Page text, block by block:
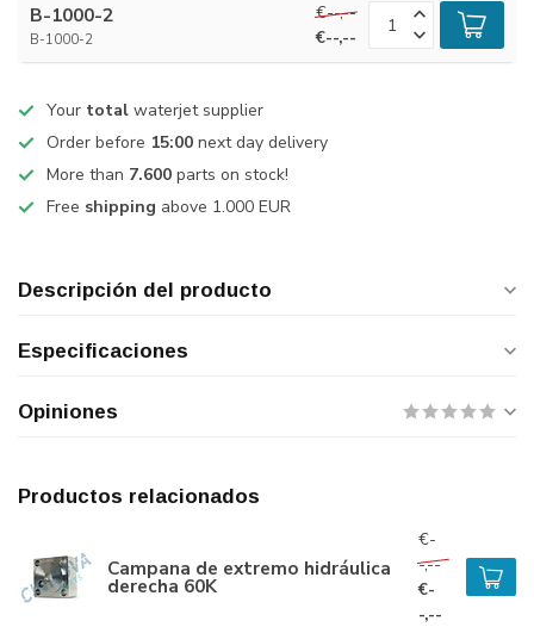
B-1000-2
B-1000-2
€--,--
€--,--
Your total waterjet supplier
Order before 15:00 next day delivery
More than 7.600 parts on stock!
Free shipping above 1.000 EUR
Descripción del producto
Especificaciones
Opiniones
Productos relacionados
Campana de extremo hidráulica
derecha 60K
€-
-,--
€-
-,--